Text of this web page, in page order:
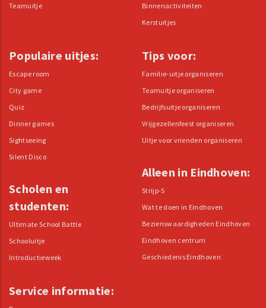
Teamuitje
Binnenactiviteiten
Kerstuitjes
Populaire uitjes:
Escape room
City game
Quiz
Dinner games
Sightseeing
Silent Disco
Scholen en
studenten:
Ultimate School Battle
Schooluitje
Introductieweek
Tips voor:
Familie-uitje organiseren
Teamuitje organiseren
Bedrijfsuitje organiseren
Vrijgezellenfeest organiseren
Uitje voor vrienden organiseren
Alleen in Eindhoven:
Strijp-S
Wat te doen in Eindhoven
Bezienswaardigheden Eindhoven
Eindhoven centrum
Geschiedenis Eindhoven
Service informatie: